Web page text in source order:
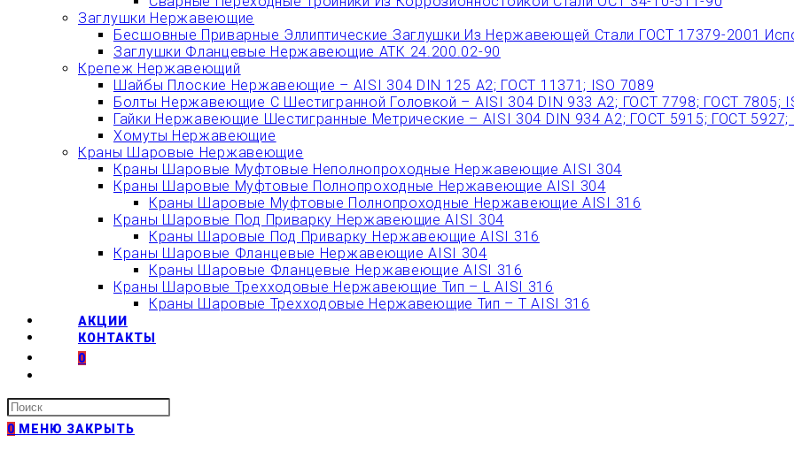
Заглушки Нержавеющие
Бесшовные Приварные Эллиптические Заглушки Из Нержавеющей Стали ГОСТ 17379-2001
Заглушки Фланцевые Нержавеющие АТК 24.200.02-90
Крепеж Нержавеющий
Шайбы Плоские Нержавеющие – AISI 304 DIN 125 A2; ГОСТ 11371; ISO 7089
Болты Нержавеющие С Шестигранной Головкой – AISI 304 DIN 933 A2; ГОСТ 7798; ГОСТ 7805;
Гайки Нержавеющие Шестигранные Метрические – AISI 304 DIN 934 А2; ГОСТ 5915; ГОСТ 5927;
Хомуты Нержавеющие
Краны Шаровые Нержавеющие
Краны Шаровые Муфтовые Неполнопроходные Нержавеющие AISI 304
Краны Шаровые Муфтовые Полнопроходные Нержавеющие AISI 304
Краны Шаровые Муфтовые Полнопроходные Нержавеющие AISI 316
Краны Шаровые Под Приварку Нержавеющие AISI 304
Краны Шаровые Под Приварку Нержавеющие AISI 316
Краны Шаровые Фланцевые Нержавеющие AISI 304
Краны Шаровые Фланцевые Нержавеющие AISI 316
Краны Шаровые Трехходовые Нержавеющие Тип – L AISI 316
Краны Шаровые Трехходовые Нержавеющие Тип – T AISI 316
АКЦИИ
КОНТАКТЫ
0
Искать:
0 МЕНЮ ЗАКРЫТЬ